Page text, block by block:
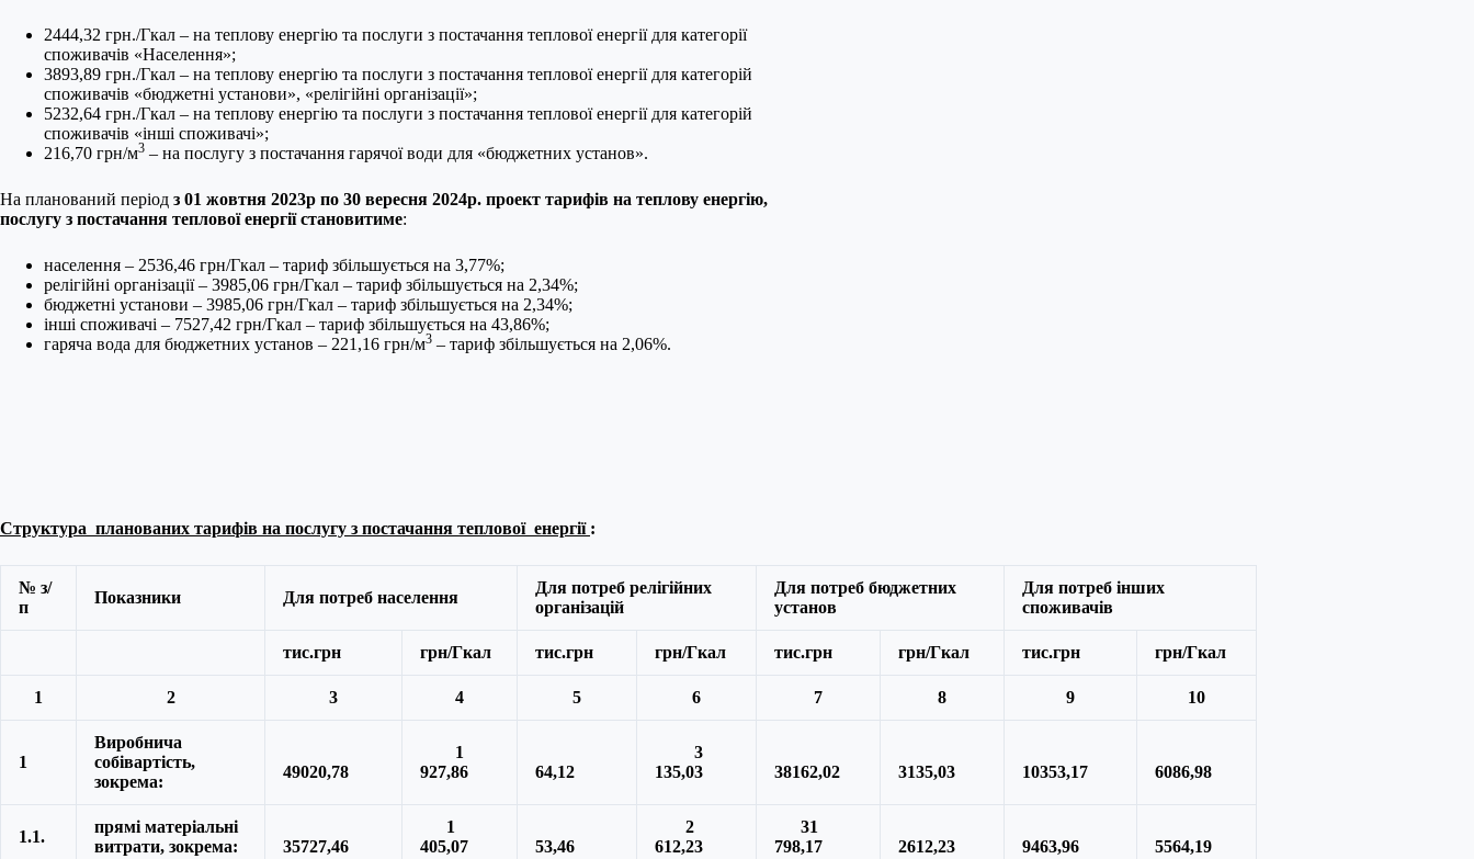
2444,32 грн./Гкал – на теплову енергію та послуги з постачання теплової енергії для категорії
споживачів «Населення»;
3893,89 грн./Гкал – на теплову енергію та послуги з постачання теплової енергії для категорій
споживачів «бюджетні установи», «релігійні організації»;
5232,64 грн./Гкал – на теплову енергію та послуги з постачання теплової енергії для категорій
споживачів «інші споживачі»;
216,70 грн/м3 – на послугу з постачання гарячої води для «бюджетних установ».
На планований період з 01 жовтня 2023р по 30 вересня 2024р. проект тарифів на теплову енергію,
послугу з постачання теплової енергії становитиме:
населення – 2536,46 грн/Гкал – тариф збільшується на 3,77%;
релігійні організації – 3985,06 грн/Гкал – тариф збільшується на 2,34%;
бюджетні установи – 3985,06 грн/Гкал – тариф збільшується на 2,34%;
інші споживачі – 7527,42 грн/Гкал – тариф збільшується на 43,86%;
гаряча вода для бюджетних установ – 221,16 грн/м3 – тариф збільшується на 2,06%.
Структура планованих тарифів на послугу з постачання теплової енергії :
№ з/
п
Показники Для потреб населення
Для потреб релігійних
організацій
Для потреб бюджетних
установ
Для потреб інших
споживачів
тис.грн грн/Гкал тис.грн грн/Гкал тис.грн грн/Гкал тис.грн грн/Гкал
1 2 3 4 5 6 7 8 9 10
1
Виробнича
собівартість,
зокрема:
49020,78
1
927,86
64,12
3
135,03
38162,02 3135,03 10353,17 6086,98
1.1.
прямі матеріальні
витрати, зокрема:
35727,46
1
405,07
53,46
2
612,23
31
798,17
2612,23 9463,96 5564,19